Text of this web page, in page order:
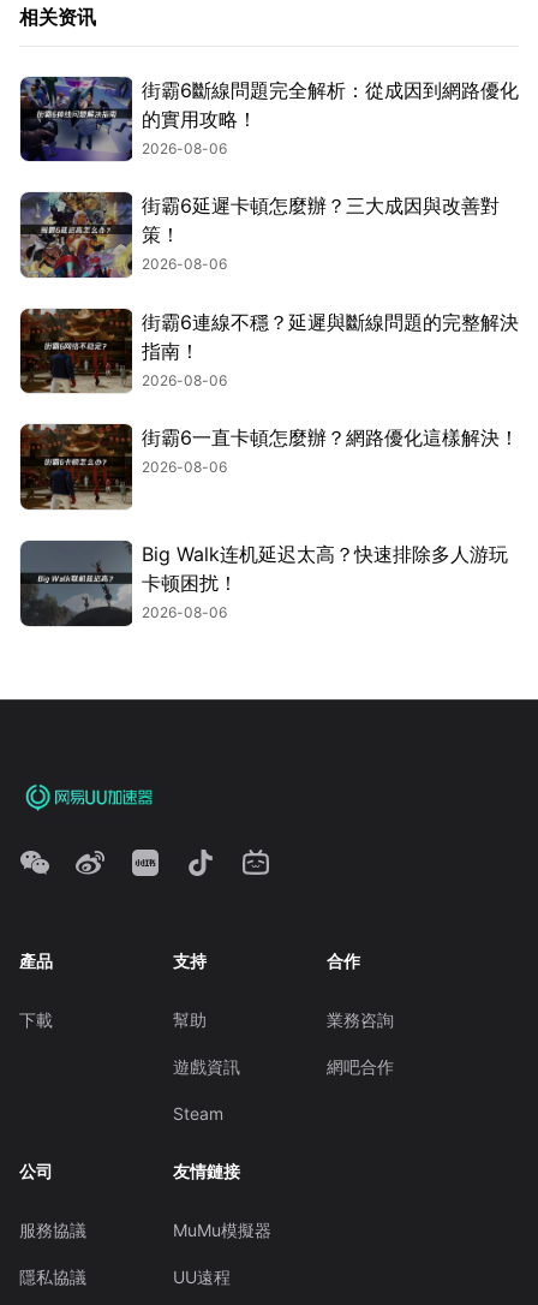
相关资讯
街霸6斷線問題完全解析：從成因到網路優化
的實用攻略！
2026-08-06
街霸6延遲卡頓怎麼辦？三大成因與改善對
策！
2026-08-06
街霸6連線不穩？延遲與斷線問題的完整解決
指南！
2026-08-06
街霸6一直卡頓怎麼辦？網路優化這樣解決！
2026-08-06
Big Walk连机延迟太高？快速排除多人游玩
卡顿困扰！
2026-08-06
產品
下載
支持
幫助
遊戲資訊
Steam
合作
業務咨詢
網吧合作
公司
服務協議
隱私協議
友情鏈接
MuMu模擬器
UU遠程